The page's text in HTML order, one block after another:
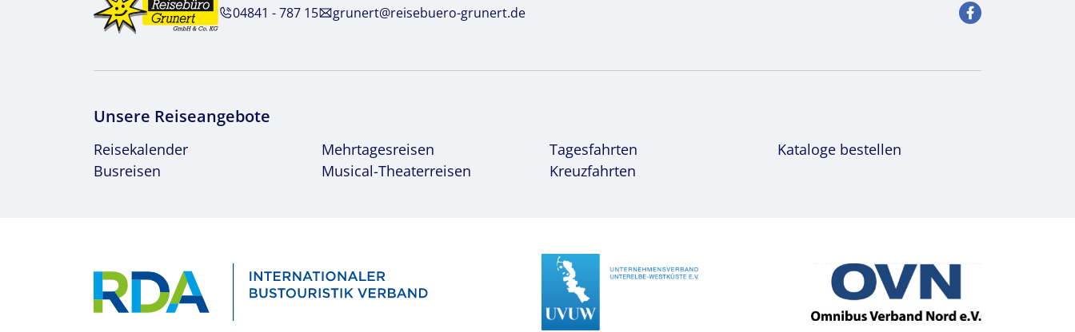
04841 - 787 15 grunert@reisebuero-grunert.de
Unsere Reiseangebote
Reisekalender Mehrtagesreisen Tagesfahrten
Kataloge bestellen
Busreisen
Musical-Theaterreisen Kreuzfahrten